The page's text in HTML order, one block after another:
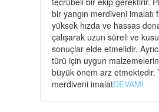
bir yangın merdiveni imalatı
yüksek hızda ve hassas
çalışarak uzun süreli ve
sonuçlar elde etmelidir.
türü için uygun
büyük önem arz etmektedir.
merdiveni imalatDEVAMI